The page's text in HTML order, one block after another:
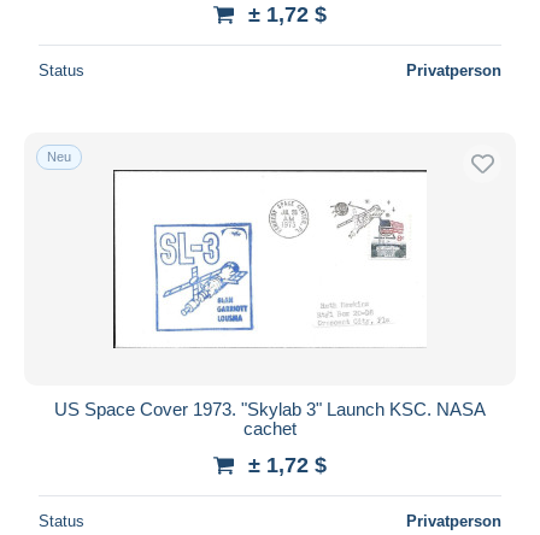
± 1,72 $
Status Privatperson
Neu
US Space Cover 1973. "Skylab 3" Launch KSC. NASA
cachet
± 1,72 $
Status Privatperson